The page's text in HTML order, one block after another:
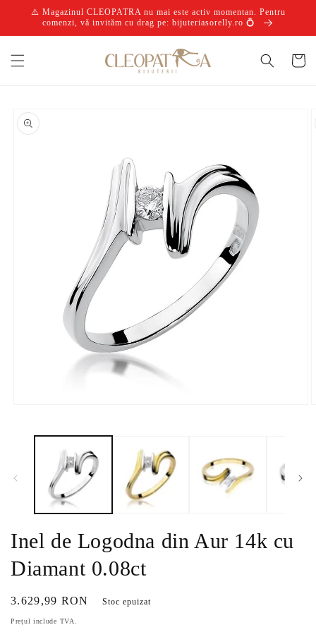
Salt la
conținut
⚠️ Magazinul CLEOPATRA nu mai este activ momentan. Pentru
comenzi, vă invităm cu drag pe: bijuteriasorelly.ro 💍
Coș
informațiile
despre
fereastră
modală
Inel de Logodna din Aur 14k cu
Diamant 0.08ct
Preț
obișnuit
3.629,99 RON Stoc epuizat
Prețul include TVA.